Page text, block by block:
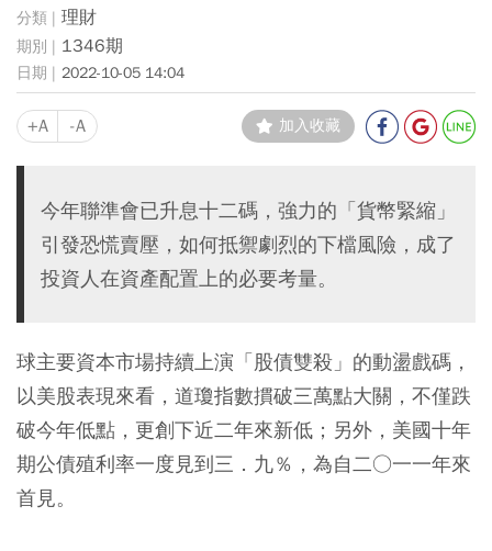
理財
1346期
2022-10-05 14:04
+A -A 加入收藏
今年聯準會已升息十二碼，強力的「貨幣緊縮」
引發恐慌賣壓，如何抵禦劇烈的下檔風險，成了
投資人在資產配置上的必要考量。
球主要資本市場持續上演「股債雙殺」的動盪戲碼，
以美股表現來看，道瓊指數摜破三萬點大關，不僅跌
破今年低點，更創下近二年來新低；另外，美國十年
期公債殖利率一度見到三．九％，為自二○一一年來
首見。